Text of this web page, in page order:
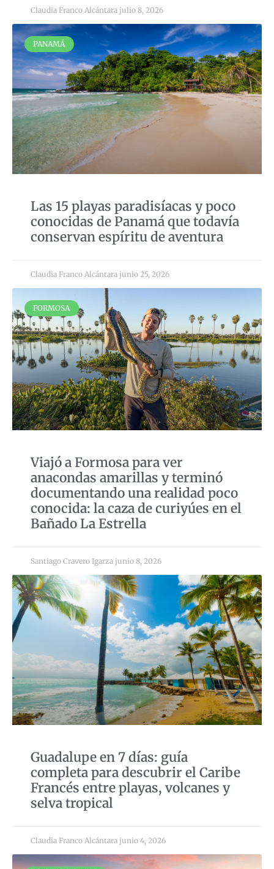
Claudia Franco Alcántara julio 8, 2026
PANAMÁ
Las 15 playas paradisíacas y poco
conocidas de Panamá que todavía
conservan espíritu de aventura
Claudia Franco Alcántara junio 25, 2026
FORMOSA
Viajó a Formosa para ver
anacondas amarillas y terminó
documentando una realidad poco
conocida: la caza de curiyúes en el
Bañado La Estrella
Santiago Cravero Igarza junio 8, 2026
Guadalupe en 7 días: guía
completa para descubrir el Caribe
Francés entre playas, volcanes y
selva tropical
Claudia Franco Alcántara junio 4, 2026